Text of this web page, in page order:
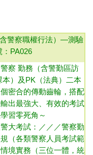
警察職權行法）—測驗
：PA026
警察 勤務（含警勤區訪
本）及PK（法典）二本
密合的傳動齒輪，搭配
出最強大、有效的考試
習零死角～
大考試：／／／警察勤
（各類警察人員考試範
境實務（三位一體，統